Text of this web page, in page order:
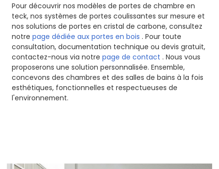
Pour découvrir nos modèles de portes de chambre en
teck, nos systèmes de portes coulissantes sur mesure et
nos solutions de portes en cristal de carbone, consultez
notrepage dédiée aux portes en bois . Pour toute
consultation, documentation technique ou devis gratuit,
contactez-nous via notrepage de contact . Nous vous
proposerons une solution personnalisée. Ensemble,
concevons des chambres et des salles de bains à la fois
esthétiques, fonctionnelles et respectueuses de
l'environnement.